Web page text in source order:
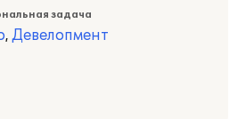
задача
, Девелопмент